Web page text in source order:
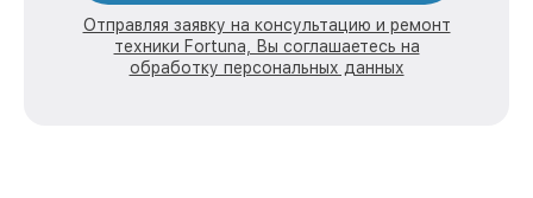
Отправляя заявку на консультацию и ремонт
техники Fortuna, Вы соглашаетесь на
обработку персональных данных